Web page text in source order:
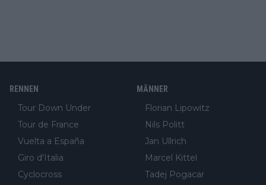
RENNEN
Tour Down Under
Tour de France
Vuelta a España
Giro d'Italia
Cyclocross
MÄNNER
Florian Lipowitz
Nils Politt
Jan Ullrich
Marcel Kittel
Tadej Pogacar